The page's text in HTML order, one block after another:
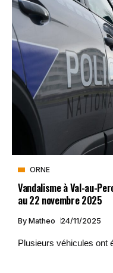
ORNE
Vandalisme à Val-au-
au 22 novembre 2025
By Matheo 24/11/2025
Plusieurs véhicules ont